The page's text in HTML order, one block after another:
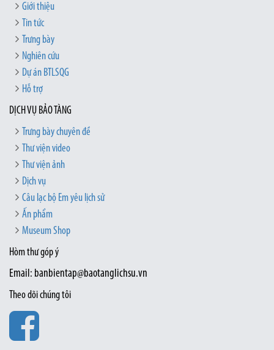
Giới thiệu
Tin tức
Trưng bày
Nghiên cứu
Dự án BTLSQG
Hỗ trợ
DỊCH VỤ BẢO TÀNG
Trưng bày chuyên đề
Thư viện video
Thư viện ảnh
Dịch vụ
Câu lạc bộ Em yêu lịch sử
Ấn phẩm
Museum Shop
Hòm thư góp ý
Email: banbientap@baotanglichsu.vn
Theo dõi chúng tôi